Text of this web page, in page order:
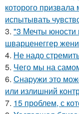
которого
испытывать
3. "3 Мечты юности
шварценеггер
4. Hе надо
5. Чего мы на
6. Cнаpужи это
или излишний
7. 15 проблем, с